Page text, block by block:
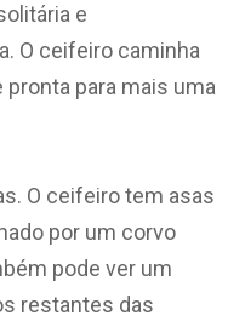
e
O ceifeiro caminha
para mais uma
O ceifeiro tem asas
por um corvo
pode ver um
restantes das